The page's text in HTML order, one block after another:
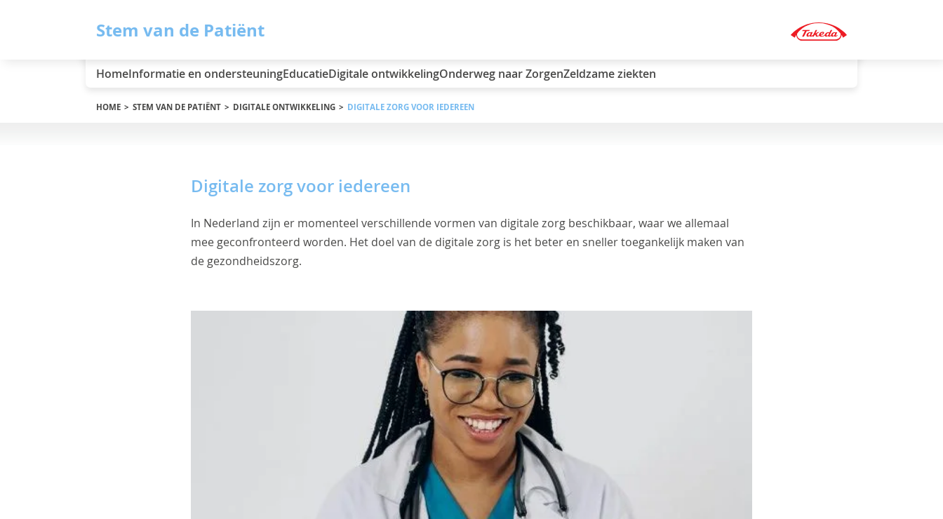
Stem van de Patiënt
HomeInformatie en ondersteuningEducatieDigitale ontwikkelingOnderweg naar ZorgenZeldzame ziekten
HOME STEM VAN DE PATIËNT DIGITALE ONTWIKKELING DIGITALE ZORG VOOR IEDEREEN
Digitale zorg voor iedereen
In Nederland zijn er momenteel verschillende vormen van digitale zorg beschikbaar, waar we allemaal
mee geconfronteerd worden. Het doel van de digitale zorg is het beter en sneller toegankelijk maken van
de gezondheidszorg.